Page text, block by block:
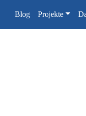
Blog Projekte